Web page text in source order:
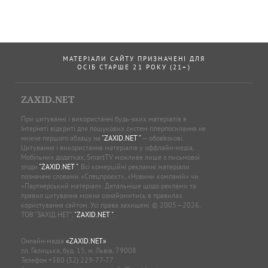
МАТЕРІАЛИ САЙТУ ПРИЗНАЧЕНІ ДЛЯ
ОСІБ СТАРШЕ 21 РОКУ (21+)
ZAXID.NET
При цитуванні і використанні будь-яких матеріалів в
Інтернеті відкриті для пошукових систем гіперпосилання не
нижче першого абзацу на "ZAXID.NET "— обов’язкові.
Цитування і використання матеріалів у оффлайн-медіа,
Мобільних додатках, SmartTV можливе лише з письмової
згоди "ZAXID.NET ". Всі комерційні рекламні матеріали
позначені словами «Спецпроєкт», «Новини компаній» чи
«Партнерський матеріал». Детальніше щодо реклами та
правил цитування можна ознайомитись в правилах
користування сайтом. Усі права захищені. © 2005—2026,
ТОВ “ЗАХІД.НЕТ”, "ZAXID.NET ".
Онлайн-медіа «ZAXID.NET»
пл. Галицька, буд. 15, м. Львів, 79008
Телефон +380 (32) 229-77-77